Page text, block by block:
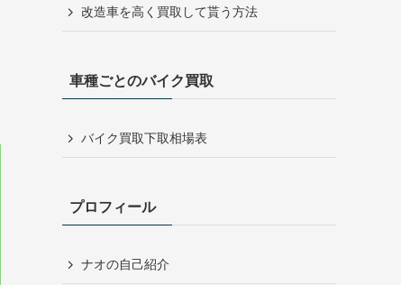
改造車を高く買取して貰う方法
車種ごとのバイク買取
バイク買取下取相場表
プロフィール
ナオの自己紹介